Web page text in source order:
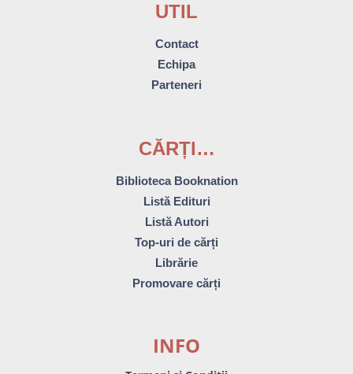
UTIL
Contact
Echipa
Parteneri
CĂRȚI…
Biblioteca Booknation
Listă Edituri
Listă Autori
Top-uri de cărți
Librărie
Promovare cărți
INFO